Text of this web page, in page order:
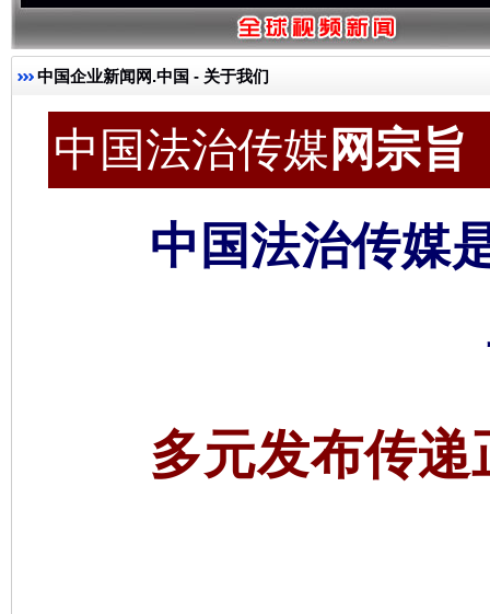
中国企业新闻网.中国 - 关于我们
中国法治传媒 网宗
中国法治传媒
多元发布传